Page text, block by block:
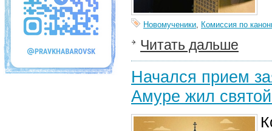
Новомученики, Комиссия по
Читать дальше
Начался прием
Амуре жил